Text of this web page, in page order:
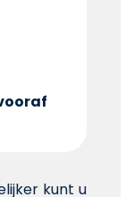
kunt u